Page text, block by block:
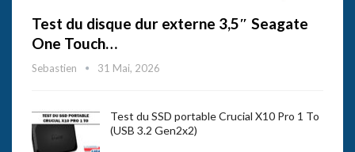
Test du disque dur externe 3,5″ Seagate
One Touch…
Sebastien 31 Mai, 2026
Test du SSD portable Crucial X10 Pro 1 To
(USB 3.2 Gen2x2)